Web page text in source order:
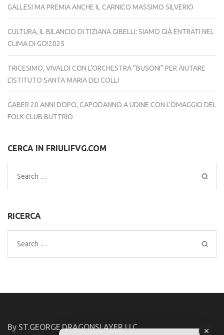
GALLESI MA PREMIA ANCHE IL CARNICO MASSIMO SILVERIO
CULTURA, IL BILANCIO DI TIZIANA GIBELLI: SIAMO GIÀ ENTRATI NEL
CLIMA DI GO!2025
TRICESIMO, VIVALDI CON L’ORCHESTRA “BUSONI” PER AIUTARE
L’ISTITUTO SANTA MARIA DEI COLLI
GABER 20 ANNI DOPO, CAPODANNO A UDINE CON L’OMAGGIO DEL
FOLK CLUB BUTTRIO
CERCA IN FRIULIFVG.COM
Search
for:
RICERCA
Search
for:
By ST.GEORGE.DRAGONSLAYER LLC